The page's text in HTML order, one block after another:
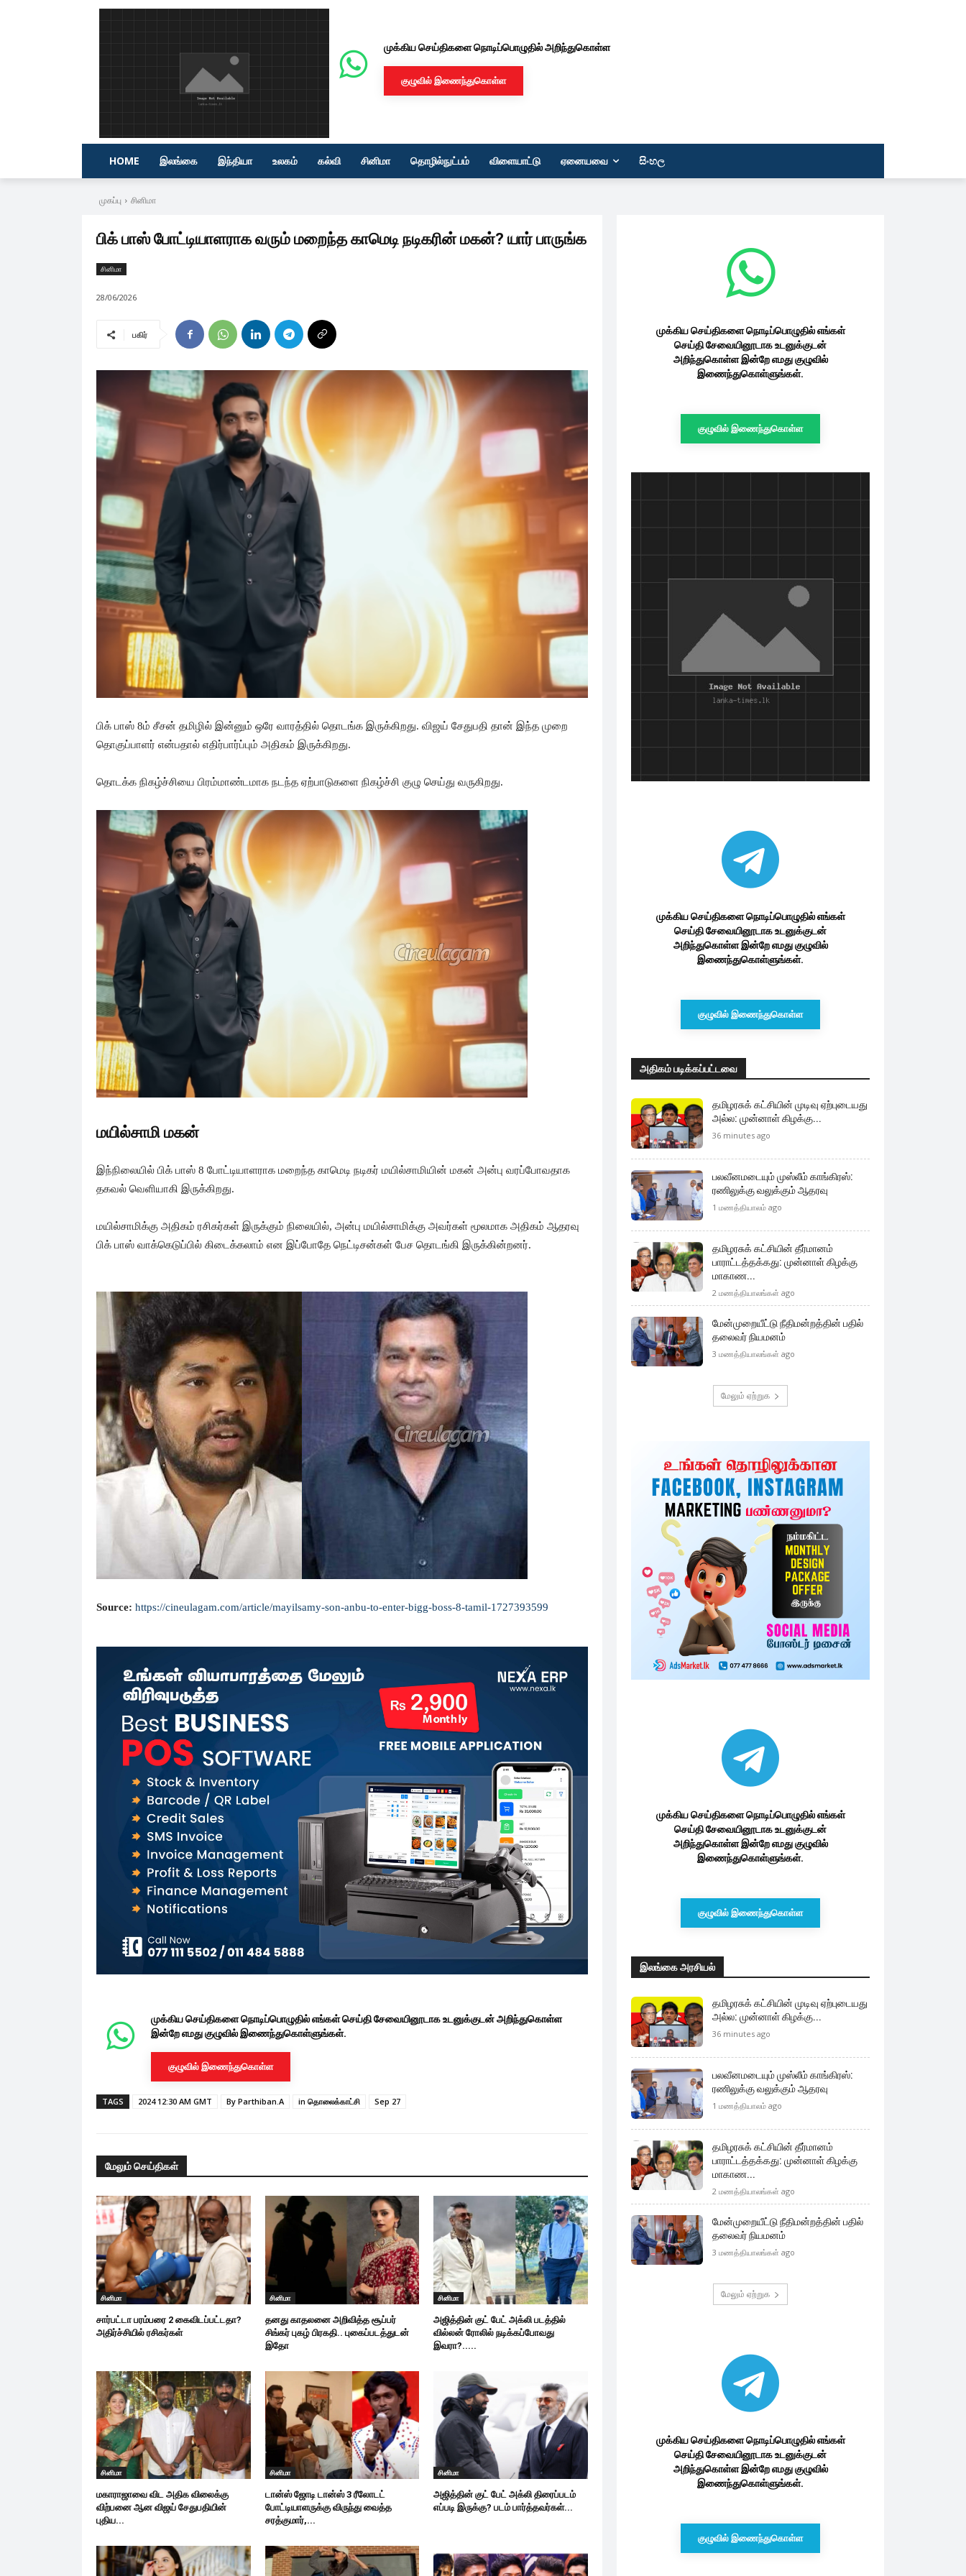
முக்கிய செய்திகளை நொடிப்பொழுதில் அறிந்துகொள்ள
குழுவில் இணைந்துகொள்ள
HOME இலங்கை இந்தியா உலகம் கல்வி சினிமா தொழில்நுட்பம் விளையாட்டு ஏனையவை සිංහල
முகப்பு சினிமா
பிக் பாஸ் போட்டியாளராக வரும் மறைந்த காமெடி நடிகரின் மகன்? யார் பாருங்க
சினிமா
28/06/2026
பகிர்
பிக் பாஸ் 8ம் சீசன் தமிழில் இன்னும் ஒரே வாரத்தில் தொடங்க இருக்கிறது. விஜய் சேதுபதி தான் இந்த முறை
தொகுப்பாளர் என்பதால் எதிர்பார்ப்பும் அதிகம் இருக்கிறது.
தொடக்க நிகழ்ச்சியை பிரம்மாண்டமாக நடந்த ஏற்பாடுகளை நிகழ்ச்சி குழு செய்து வருகிறது.
மயில்சாமி மகன்
இந்நிலையில் பிக் பாஸ் 8 போட்டியாளராக மறைந்த காமெடி நடிகர் மயில்சாமியின் மகன் அன்பு வரப்போவதாக
தகவல் வெளியாகி இருக்கிறது.
மயில்சாமிக்கு அதிகம் ரசிகர்கள் இருக்கும் நிலையில், அன்பு மயில்சாமிக்கு அவர்கள் மூலமாக அதிகம் ஆதரவு
பிக் பாஸ் வாக்கெடுப்பில் கிடைக்கலாம் என இப்போதே நெட்டிசன்கள் பேச தொடங்கி இருக்கின்றனர்.
Source: https://cineulagam.com/article/mayilsamy-son-anbu-to-enter-bigg-boss-8-tamil-1727393599
முக்கிய செய்திகளை நொடிப்பொழுதில் எங்கள் செய்தி சேவையினூடாக உடனுக்குடன் அறிந்துகொள்ள
இன்றே எமது குழுவில் இணைந்துகொள்ளுங்கள்.
குழுவில் இணைந்துகொள்ள
TAGS 2024 12:30 AM GMT By Parthiban.A in தொலைக்காட்சி Sep 27
மேலும் செய்திகள்
சினிமா
சார்பட்டா பரம்பரை 2 கைவிடப்பட்டதா?
அதிர்ச்சியில் ரசிகர்கள்
சினிமா
தனது காதலனை அறிவித்த சூப்பர்
சிங்கர் புகழ் பிரகதி.. புகைப்படத்துடன்
இதோ
சினிமா
அஜித்தின் குட் பேட் அக்லி படத்தில்
வில்லன் ரோலில் நடிக்கப்போவது
இவரா?.....
சினிமா
மகாராஜாவை விட அதிக விலைக்கு
விற்பனை ஆன விஜய் சேதுபதியின்
புதிய...
சினிமா
டான்ஸ் ஜோடி டான்ஸ் 3 ரீலோடட்
போட்டியாளருக்கு விருந்து வைத்த
சரத்குமார்,...
சினிமா
அஜித்தின் குட் பேட் அக்லி திரைப்படம்
எப்படி இருக்கு? படம் பார்த்தவர்கள்...
முக்கிய செய்திகளை நொடிப்பொழுதில் எங்கள்
செய்தி சேவையினூடாக உடனுக்குடன்
அறிந்துகொள்ள இன்றே எமது குழுவில்
இணைந்துகொள்ளுங்கள்.
குழுவில் இணைந்துகொள்ள
முக்கிய செய்திகளை நொடிப்பொழுதில் எங்கள்
செய்தி சேவையினூடாக உடனுக்குடன்
அறிந்துகொள்ள இன்றே எமது குழுவில்
இணைந்துகொள்ளுங்கள்.
குழுவில் இணைந்துகொள்ள
அதிகம் படிக்கப்பட்டவை
தமிழரசுக் கட்சியின் முடிவு ஏற்புடையது
அல்ல: முன்னாள் கிழக்கு...
36 minutes ago
பலவீனமடையும் முஸ்லீம் காங்கிரஸ்:
ரணிலுக்கு வலுக்கும் ஆதரவு
1 மணத்தியாலம் ago
தமிழரசுக் கட்சியின் தீர்மானம்
பாராட்டத்தக்கது: முன்னாள் கிழக்கு
மாகாண...
2 மணத்தியாலங்கள் ago
மேன்முறையீட்டு நீதிமன்றத்தின் பதில்
தலைவர் நியமனம்
3 மணத்தியாலங்கள் ago
மேலும் ஏற்றுக
முக்கிய செய்திகளை நொடிப்பொழுதில் எங்கள்
செய்தி சேவையினூடாக உடனுக்குடன்
அறிந்துகொள்ள இன்றே எமது குழுவில்
இணைந்துகொள்ளுங்கள்.
குழுவில் இணைந்துகொள்ள
இலங்கை அரசியல்
தமிழரசுக் கட்சியின் முடிவு ஏற்புடையது
அல்ல: முன்னாள் கிழக்கு...
36 minutes ago
பலவீனமடையும் முஸ்லீம் காங்கிரஸ்:
ரணிலுக்கு வலுக்கும் ஆதரவு
1 மணத்தியாலம் ago
தமிழரசுக் கட்சியின் தீர்மானம்
பாராட்டத்தக்கது: முன்னாள் கிழக்கு
மாகாண...
2 மணத்தியாலங்கள் ago
மேன்முறையீட்டு நீதிமன்றத்தின் பதில்
தலைவர் நியமனம்
3 மணத்தியாலங்கள் ago
மேலும் ஏற்றுக
முக்கிய செய்திகளை நொடிப்பொழுதில் எங்கள்
செய்தி சேவையினூடாக உடனுக்குடன்
அறிந்துகொள்ள இன்றே எமது குழுவில்
இணைந்துகொள்ளுங்கள்.
குழுவில் இணைந்துகொள்ள